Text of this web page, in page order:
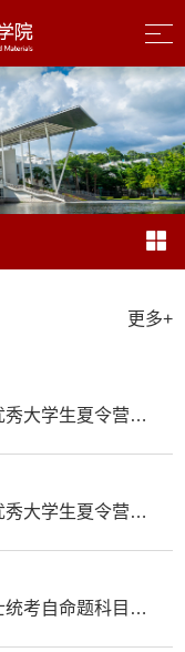
更多+
​【夏令营】新材料学院2026年全国优秀大学生夏令营第二次增补名单公布
​【夏令营】新材料学院2026年全国优秀大学生夏令营增补名单公布
【硕士统考】新材料学院2027年硕士统考自命题科目及参考教材